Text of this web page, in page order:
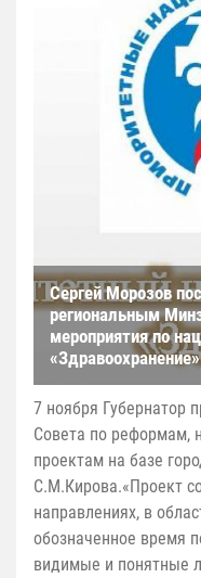
Сергей Морозов
региональным
мероприятия по
«Здравоохранение»
7 ноября Губернатор
Совета по реформам,
проектам на базе
С.М.Кирова.«Проект
направлениях, в
обозначенное время
видимые и понятные